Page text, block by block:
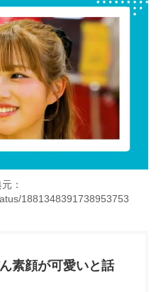
：
1881348391738953753
素顔が可愛いと話